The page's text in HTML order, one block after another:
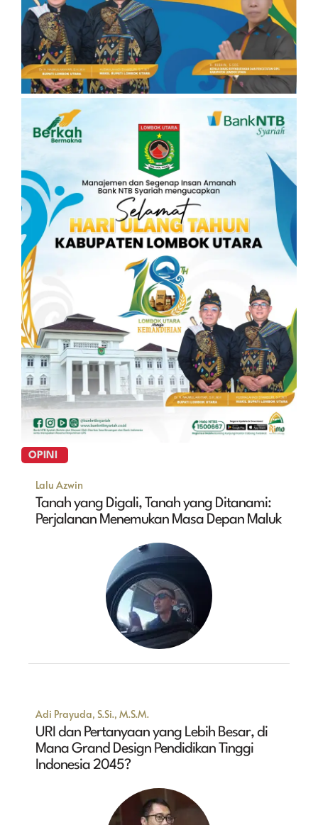
OPINI
Lalu Azwin
Tanah yang Digali, Tanah yang Ditanami:
Perjalanan Menemukan Masa Depan Maluk
Adi Prayuda, S.Si., M.S.M.
URI dan Pertanyaan yang Lebih Besar, di
Mana Grand Design Pendidikan Tinggi
Indonesia 2045?